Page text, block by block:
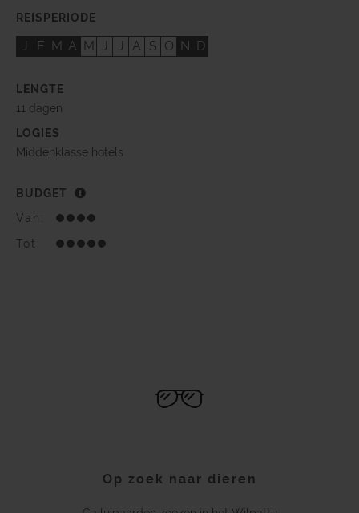
REISPERIODE
J F M A M J J A S O N D
LENGTE
11 dagen
LOGIES
Middenklasse hotels
BUDGET
Van:
Tot:
Op zoek naar dieren